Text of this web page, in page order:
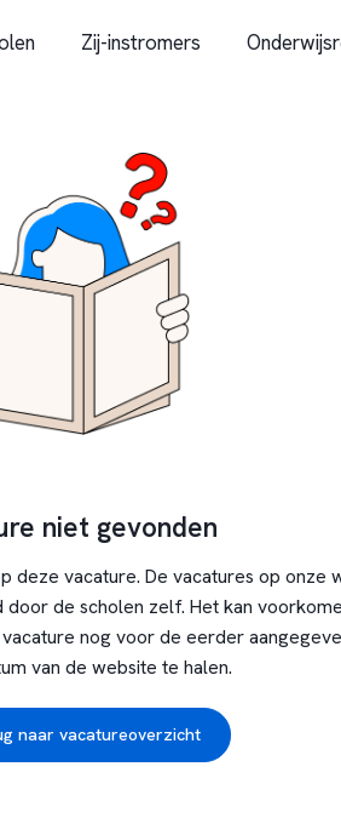
Zij-instromers
niet gevonden
deze vacature. De vacatures op onze
de scholen zelf. Het kan
nog voor de eerder
van de website te halen.
naar vacatureoverzicht